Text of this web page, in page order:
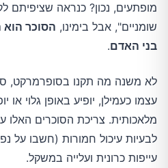
מופתעים, נכון? כנראה שציפיתם
שומניים", אבל בימינו, הסוכר
בני האדם.
לא משנה מה תקנו בסופרמרקט,
עצמו כעמילן, יופיע באופן גלוי או
מלאכותית. צריכת הסוכרים האלו
לבעיות עיכול חמורות (חשבו על
עייפות כרונית ועלייה במשקל.